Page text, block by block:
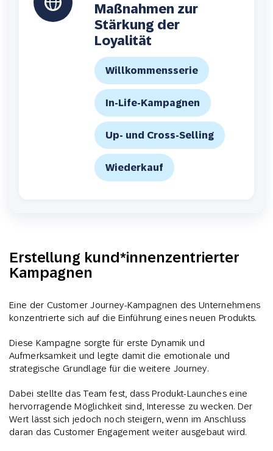
Maßnahmen zur
Stärkung der
Loyalität
Willkommensserie
In-Life-Kampagnen
Up- und Cross-Selling
Wiederkauf
Erstellung kund*innenzentrierter
Kampagnen
Eine der Customer Journey-Kampagnen des Unternehmens
konzentrierte sich auf die Einführung eines neuen Produkts.
Diese Kampagne sorgte für erste Dynamik und
Aufmerksamkeit und legte damit die emotionale und
strategische Grundlage für die weitere Journey.
Dabei stellte das Team fest, dass Produkt-Launches eine
hervorragende Möglichkeit sind, Interesse zu wecken. Der
Wert lässt sich jedoch noch steigern, wenn im Anschluss
daran das Customer Engagement weiter ausgebaut wird.